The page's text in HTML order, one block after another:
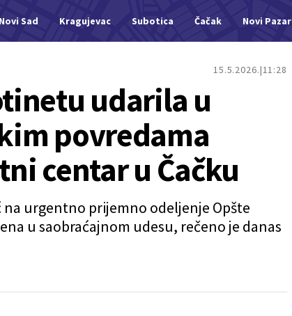
Novi Sad Kragujevac Subotica Čačak Novi Pazar
15.5.2026. 11:28
udarila u
povredama
centar u Čačku
urgentno prijemno odeljenje Opšte
u saobraćajnom udesu, rečeno je danas